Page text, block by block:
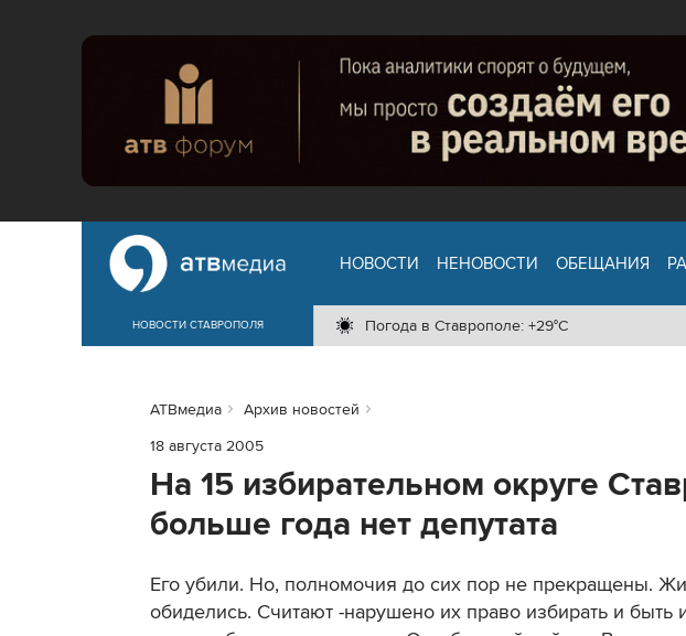
НОВОСТИ СТАВРОПОЛЯ
НОВОСТИ НЕНОВОСТИ ОБЕЩАНИЯ
Погода в Ставрополе: +29°C
АТВмедиа
Архив новостей
18 августа 2005
На 15 избирательном округе
больше года нет депутата
Его убили. Но, полномочия до сих пор не прекращены.
обиделись. Считают -нарушено их право избирать и